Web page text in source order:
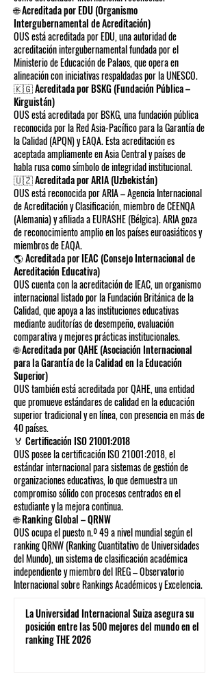
🌐 Acreditada por EDU (Organismo
Intergubernamental de Acreditación)
OUS está acreditada por EDU, una autoridad de
acreditación intergubernamental fundada por el
Ministerio de Educación de Palaos, que opera en
alineación con iniciativas respaldadas por la UNESCO.
🇰🇬 Acreditada por BSKG (Fundación Pública –
Kirguistán)
OUS está acreditada por BSKG, una fundación pública
reconocida por la Red Asia-Pacífico para la Garantía de
la Calidad (APQN) y EAQA. Esta acreditación es
aceptada ampliamente en Asia Central y países de
habla rusa como símbolo de integridad institucional.
🇺🇿 Acreditada por ARIA (Uzbekistán)
OUS está reconocida por ARIA – Agencia Internacional
de Acreditación y Clasificación, miembro de CEENQA
(Alemania) y afiliada a EURASHE (Bélgica). ARIA goza
de reconocimiento amplio en los países euroasiáticos y
miembros de EAQA.
🌎 Acreditada por IEAC (Consejo Internacional de
Acreditación Educativa)
OUS cuenta con la acreditación de IEAC, un organismo
internacional listado por la Fundación Británica de la
Calidad, que apoya a las instituciones educativas
mediante auditorías de desempeño, evaluación
comparativa y mejores prácticas institucionales.
🌐 Acreditada por QAHE (Asociación Internacional
para la Garantía de la Calidad en la Educación
Superior)
OUS también está acreditada por QAHE, una entidad
que promueve estándares de calidad en la educación
superior tradicional y en línea, con presencia en más de
40 países.
🏅 Certificación ISO 21001:2018
OUS posee la certificación ISO 21001:2018, el
estándar internacional para sistemas de gestión de
organizaciones educativas, lo que demuestra un
compromiso sólido con procesos centrados en el
estudiante y la mejora continua.
🌐 Ranking Global – QRNW
OUS ocupa el puesto n.º 49 a nivel mundial según el
ranking QRNW (Ranking Cuantitativo de Universidades
del Mundo), un sistema de clasificación académica
independiente y miembro del IREG – Observatorio
Internacional sobre Rankings Académicos y Excelencia.
La Universidad Internacional Suiza asegura su
posición entre las 500 mejores del mundo en el
ranking THE 2026